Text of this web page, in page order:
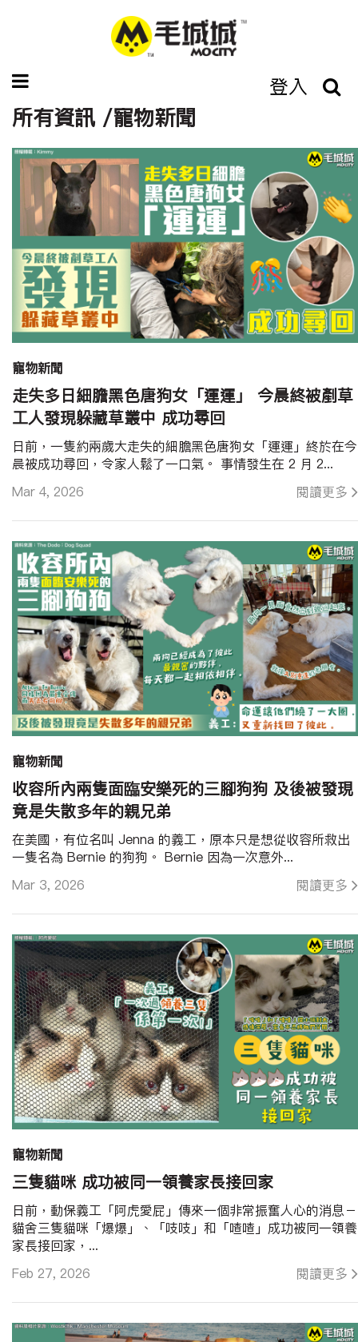
登入
所有資訊 /寵物新聞
寵物新聞
走失多日細膽黑色唐狗女「運運」 今晨終被剷草
工人發現躲藏草叢中 成功尋回
Mar 4, 2026 閱讀更多
日前，一隻約兩歲大走失的細膽黑色唐狗女「運運」終於在今
晨被成功尋回，令家人鬆了一口氣。 事情發生在 2 月 2...
寵物新聞
收容所內兩隻面臨安樂死的三腳狗狗 及後被發現
竟是失散多年的親兄弟
Mar 3, 2026 閱讀更多
在美國，有位名叫 Jenna 的義工，原本只是想從收容所救出
一隻名為 Bernie 的狗狗。 Bernie 因為一次意外...
寵物新聞
三隻貓咪 成功被同一領養家長接回家
Feb 27, 2026 閱讀更多
日前，動保義工「阿虎愛屁」傳來一個非常振奮人心的消息－
貓舍三隻貓咪「爆爆」、「吱吱」和「喳喳」成功被同一領養
家長接回家，...